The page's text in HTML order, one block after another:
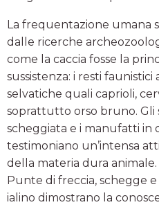
La frequentazione umana
dalle ricerche
come la caccia fosse la
sussistenza: i resti faunistici
selvatiche quali caprioli,
soprattutto orso bruno. Gli
scheggiata e i manufatti in
testimoniano un’intensa
della materia dura animale.
Punte di freccia, schegge
ialino dimostrano la